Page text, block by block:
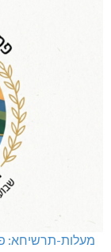
מעלות-תרשיחא: